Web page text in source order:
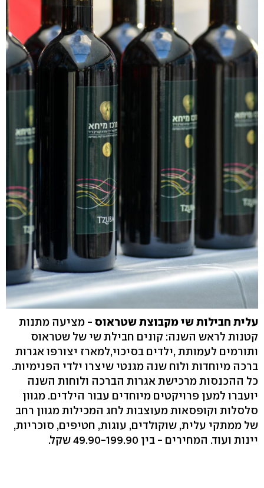
עלית חבילות שי מקבוצת שטראוס - מציעה מתנות
קטנות לראש השנה: קונים חבילת שי של שטראוס
ותורמים לעמותת ,ילדים בסיכוי,למארז יצורפו אגרות
ברכה מיוחדות ולוח שנה מגנטי שיצרו ילדי הפנימיות.
כל ההכנסות מרכישת אגרות הברכה ולוחות השנה
יועברו למען פרויקטים מיוחדים עבור הילדים. מגוון
סלסלות וקופסאות מעוצבות לחג המכילות מגוון רחב
של ממתקי עלית, שוקולדים, עוגות, חטיפים, סוכריות,
יינות ועוד. המחירים - בין 49.90-199.90 שקל.